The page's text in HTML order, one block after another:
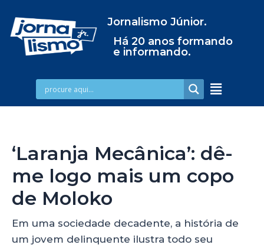
Jornalismo Júnior.
Há 20 anos formando
e informando.
‘Laranja Mecânica’: dê-
me logo mais um copo
de Moloko
Em uma sociedade decadente, a história de
um jovem delinquente ilustra todo seu